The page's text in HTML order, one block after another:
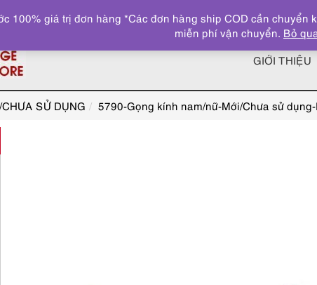
GIỚI THIỆU
SỬ DỤNG 5790-Gọng kính nam/nữ-Mới/Chưa sử
100% giá trị đơn hàng *Các đơn hàng ship COD cần
miễn phí vận chuyển. Bỏ qua